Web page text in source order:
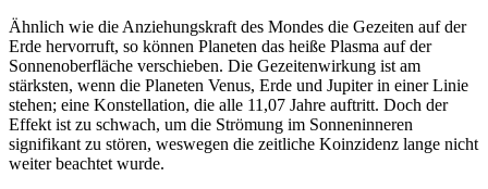
Ähnlich wie die Anziehungskraft des Mondes die Gezeiten auf der
Erde hervorruft, so können Planeten das heiße Plasma auf der
Sonnenoberfläche verschieben. Die Gezeitenwirkung ist am
stärksten, wenn die Planeten Venus, Erde und Jupiter in einer Linie
stehen; eine Konstellation, die alle 11,07 Jahre auftritt. Doch der
Effekt ist zu schwach, um die Strömung im Sonneninneren
signifikant zu stören, weswegen die zeitliche Koinzidenz lange nicht
weiter beachtet wurde.